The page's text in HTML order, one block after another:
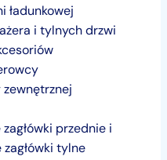
ładunkowej
i tylnych drzwi
przednie i
tylne